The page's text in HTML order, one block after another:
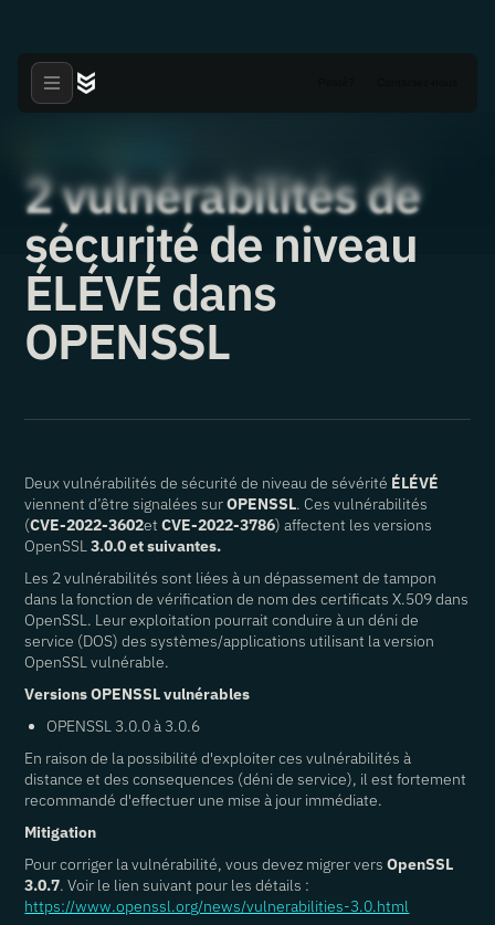
2 vulnérabilités de
sécurité de niveau
ÉLÉVÉ dans
OPENSSL
Deux vulnérabilités de sécurité de niveau de sévérité ÉLÉVÉ
viennent d’être signalées surOPENSSL. Ces vulnérabilités
(CVE-2022-3602etCVE-2022-3786) affectent les versions
OpenSSL3.0.0 et suivantes.
Les 2 vulnérabilités sont liées à un dépassement de tampon
dans la fonction de vérification de nom des certificats X.509 dans
OpenSSL. Leur exploitation pourrait conduire à un déni de
service (DOS) des systèmes/applications utilisant la version
OpenSSL vulnérable.
Versions OPENSSL vulnérables
OPENSSL 3.0.0 à 3.0.6
En raison de la possibilité d'exploiter ces vulnérabilités à
distance et des consequences (déni de service), il est fortement
recommandé d'effectuer une mise à jour immédiate.
Mitigation
Pour corriger la vulnérabilité, vous devez migrer versOpenSSL
3.0.7. Voir le lien suivant pour les détails :
https://www.openssl.org/news/vulnerabilities-3.0.html